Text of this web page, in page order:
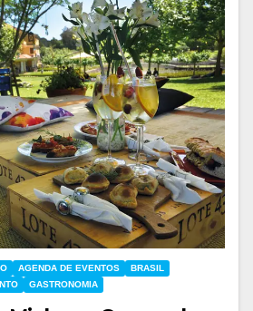
AGENDA DE EVENTOS
BRASIL
GASTRONOMIA